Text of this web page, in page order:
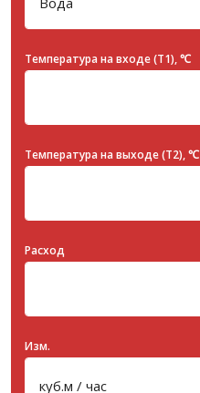
Температура на входе (T1), ℃
Температура на выходе (T2), ℃
Расход
Изм.